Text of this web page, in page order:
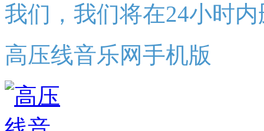
我们，我们将在24小时
高压线音乐网手机版